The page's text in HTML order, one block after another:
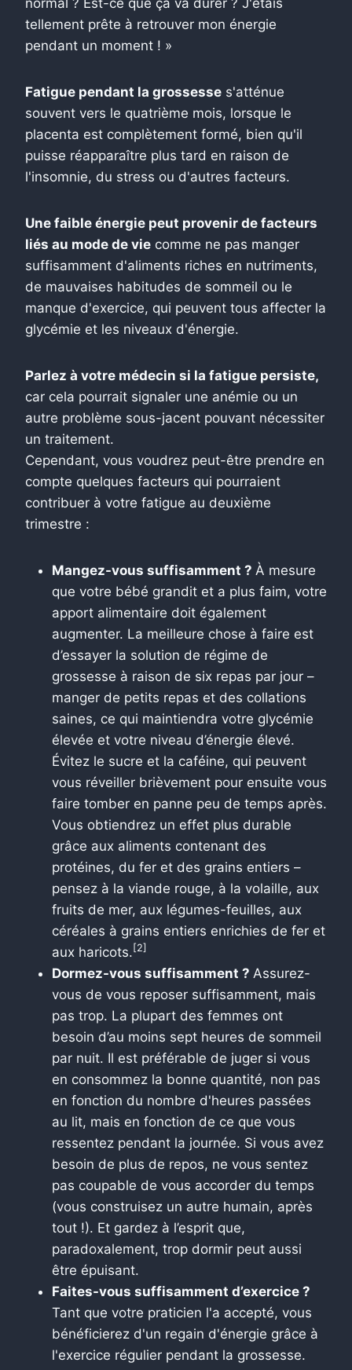
tellement prête à retrouver mon énergie
pendant un moment ! »
Fatigue pendant la grossesse s'atténue
souvent vers le quatrième mois, lorsque le
placenta est complètement formé, bien qu'il
puisse réapparaître plus tard en raison de
l'insomnie, du stress ou d'autres facteurs.
Une faible énergie peut provenir de facteurs
liés au mode de vie comme ne pas manger
suffisamment d'aliments riches en nutriments,
de mauvaises habitudes de sommeil ou le
manque d'exercice, qui peuvent tous affecter la
glycémie et les niveaux d'énergie.
Parlez à votre médecin si la fatigue persiste,
car cela pourrait signaler une anémie ou un
autre problème sous-jacent pouvant nécessiter
un traitement.
Cependant, vous voudrez peut-être prendre en
compte quelques facteurs qui pourraient
contribuer à votre fatigue au deuxième
trimestre :
Mangez-vous suffisamment ? À mesure
que votre bébé grandit et a plus faim, votre
apport alimentaire doit également
augmenter. La meilleure chose à faire est
d’essayer la solution de régime de
grossesse à raison de six repas par jour –
manger de petits repas et des collations
saines, ce qui maintiendra votre glycémie
élevée et votre niveau d’énergie élevé.
Évitez le sucre et la caféine, qui peuvent
vous réveiller brièvement pour ensuite vous
faire tomber en panne peu de temps après.
Vous obtiendrez un effet plus durable
grâce aux aliments contenant des
protéines, du fer et des grains entiers –
pensez à la viande rouge, à la volaille, aux
fruits de mer, aux légumes-feuilles, aux
céréales à grains entiers enrichies de fer et
aux haricots. [2]
Dormez-vous suffisamment ? Assurez-
vous de vous reposer suffisamment, mais
pas trop. La plupart des femmes ont
besoin d’au moins sept heures de sommeil
par nuit. Il est préférable de juger si vous
en consommez la bonne quantité, non pas
en fonction du nombre d'heures passées
au lit, mais en fonction de ce que vous
ressentez pendant la journée. Si vous avez
besoin de plus de repos, ne vous sentez
pas coupable de vous accorder du temps
(vous construisez un autre humain, après
tout !). Et gardez à l’esprit que,
paradoxalement, trop dormir peut aussi
être épuisant.
Faites-vous suffisamment d’exercice ?
Tant que votre praticien l'a accepté, vous
bénéficierez d'un regain d'énergie grâce à
l'exercice régulier pendant la grossesse.